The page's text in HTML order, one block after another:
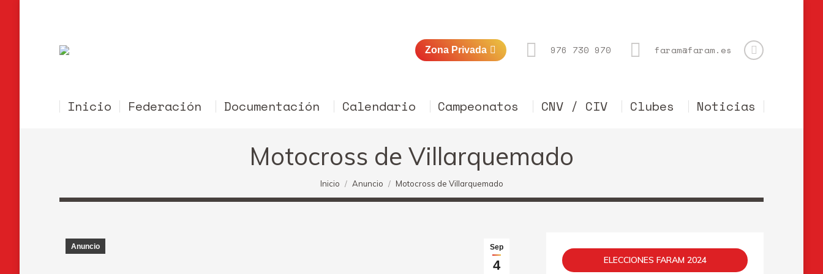
Zona Privada 976 730 970 faram@faram.es
Inicio Federación Documentación Calendario Campeonatos CNV / CIV Clubes Noticias
Motocross de Villarquemado
Estás aquí:
Inicio Anuncio Motocross de Villarquemado
Sep
4
Anuncio
ELECCIONES FARAM 2024